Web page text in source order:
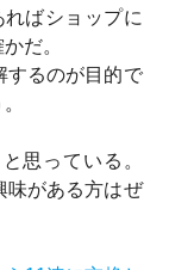
ばショップに
だ。
するのが目的で
思っている。
味がある方はぜ